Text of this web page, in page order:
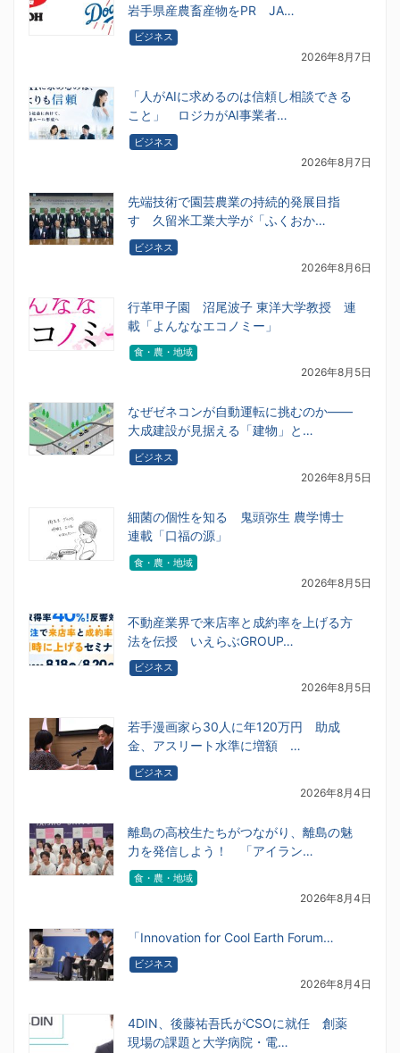
岩手県産農畜産物をPR JA…
ビジネス
2026年8月7日
「人がAIに求めるのは信頼し相談できる
こと」 ロジカがAI事業者…
ビジネス
2026年8月7日
先端技術で園芸農業の持続的発展目指
す 久留米工業大学が「ふくおか…
ビジネス
2026年8月6日
行革甲子園 沼尾波子 東洋大学教授 連
載「よんななエコノミー」
食・農・地域
2026年8月5日
なぜゼネコンが自動運転に挑むのか――
大成建設が見据える「建物」と…
ビジネス
2026年8月5日
細菌の個性を知る 鬼頭弥生 農学博士
連載「口福の源」
食・農・地域
2026年8月5日
不動産業界で来店率と成約率を上げる方
法を伝授 いえらぶGROUP…
ビジネス
2026年8月5日
若手漫画家ら30人に年120万円 助成
金、アスリート水準に増額 …
ビジネス
2026年8月4日
離島の高校生たちがつながり、離島の魅
力を発信しよう！ 「アイラン…
食・農・地域
2026年8月4日
「Innovation for Cool Earth Forum…
ビジネス
2026年8月4日
4DIN、後藤祐吾氏がCSOに就任 創薬
現場の課題と大学病院・電…